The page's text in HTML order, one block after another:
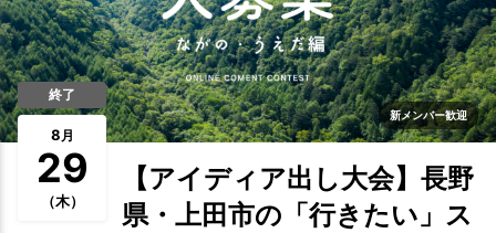
新メンバー歓迎
終了
8月
29
（木）
【アイディア出し大会】長野
県・上田市の「行きたい」ス